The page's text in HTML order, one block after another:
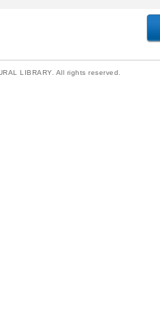
LIBRARY. All rights reserved.